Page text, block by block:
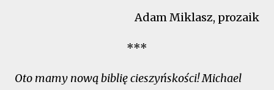
Adam Miklasz, prozaik
***
Oto mamy nową biblię cieszyńskości! Michael